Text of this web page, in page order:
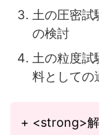
土の圧密試
の検討
土の粒度試
料としての
+ <strong>解